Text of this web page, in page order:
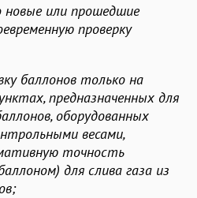
новые или прошедшие
проверку
баллонов только на
предназначенных для
оборудованных
весами,
точность
для слива газа из